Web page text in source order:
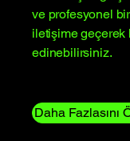
ve profesyonel
iletişime
edinebilirsiniz.
Daha Fazlasını